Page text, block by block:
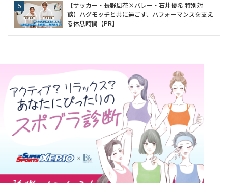
【サッカー・長野風花×バレー・石井優希 特別対
談】ハグモッチと共に過ごす、パフォーマンスを支え
る休息時間【PR】